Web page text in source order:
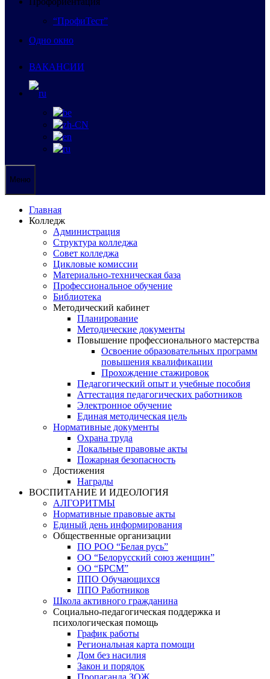
“ПрофиТест”
Одно окно
ВАКАНСИИ
Меню
Главная
Колледж
Администрация
Структура колледжа
Совет колледжа
Цикловые комиссии
Материально-техническая база
Профессиональное обучение
Библиотека
Методический кабинет
Планирование
Методические документы
Повышение профессионального мастерства
Освоение образовательных программ
повышения квалификации
Прохождение стажировок
Педагогический опыт и учебные пособия
Аттестация педагогических работников
Электронное обучение
Единая методическая цель
Нормативные документы
Охрана труда
Локальные правовые акты
Пожарная безопасность
Достижения
Награды
ВОСПИТАНИЕ И ИДЕОЛОГИЯ
АЛГОРИТМЫ
Нормативные правовые акты
Единый день информирования
Общественные организации
ПО РОО “Белая русь”
ОО “Белорусский союз женщин”
ОО “БРСМ”
ППО Обучающихся
ППО Работников
Школа активного гражданина
Социально-педагогическая поддержка и
психологическая помощь
График работы
Региональная карта помощи
Дом без насилия
Закон и порядок
Пропаганда ЗОЖ